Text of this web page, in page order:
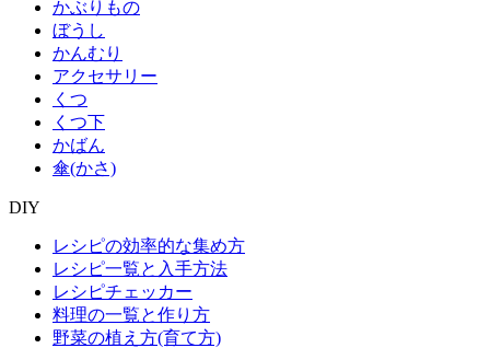
かぶりもの
ぼうし
かんむり
アクセサリー
くつ
くつ下
かばん
傘(かさ)
DIY
レシピの効率的な集め方
レシピ一覧と入手方法
レシピチェッカー
料理の一覧と作り方
野菜の植え方(育て方)